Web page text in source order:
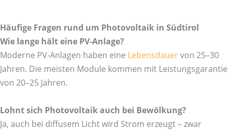
Häufige Fragen rund um Photovoltaik in Südtirol
Wie lange hält eine PV-Anlage?
Moderne PV-Anlagen haben eine Lebensdauervon 25–30
Jahren. Die meisten Module kommen mit Leistungsgarantie
von 20–25 Jahren.
Lohnt sich Photovoltaik auch bei Bewölkung?
Ja, auch bei diffusem Licht wird Strom erzeugt – zwar